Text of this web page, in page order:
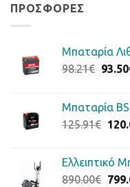
ΠΡΟΣΦΟΡΈΣ
Μπαταρία
98.21€ 93.50
Μπαταρία
125.91€
Ελλειπτικό
890.00€